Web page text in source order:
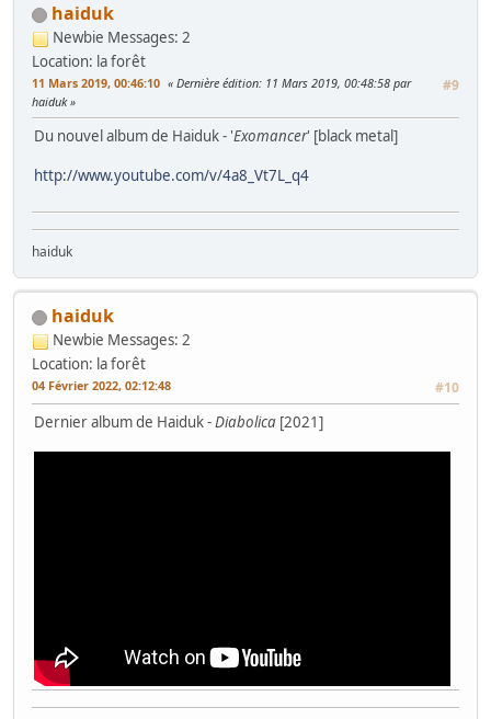
haiduk
Newbie Messages: 2
Location: la forêt
11 Mars 2019, 00:46:10 #9
Dernière édition: 11 Mars 2019, 00:48:58 par
haiduk
Du nouvel album de Haiduk - 'Exomancer' [black metal]
http://www.youtube.com/v/4a8_Vt7L_q4
haiduk
haiduk
Newbie Messages: 2
Location: la forêt
04 Février 2022, 02:12:48 #10
Dernier album de Haiduk -Diabolica [2021]